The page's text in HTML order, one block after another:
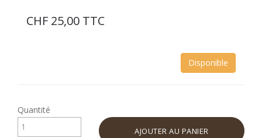
CHF 25,00 TTC
Disponible
Quantité
AJOUTER AU PANIER